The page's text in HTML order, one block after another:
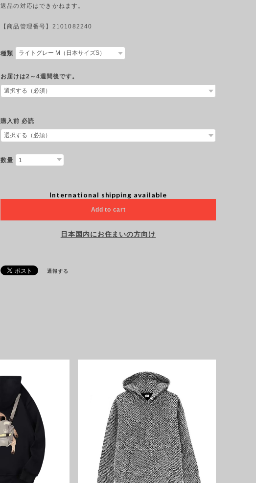
返品の対応はできかねます。
【商品管理番号】2101082240
種類
お届けは2～4週間後です。
購入前 必読
数量
International shipping available
Add to cart
日本国内にお住まいの方向け
通報する